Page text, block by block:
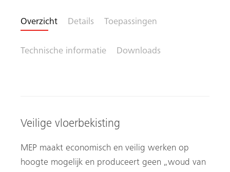
Overzicht Details Toepassingen
Technische informatie Downloads
Veilige vloerbekisting
MEP maakt economisch en veilig werken op
hoogte mogelijk en produceert geen „woud van